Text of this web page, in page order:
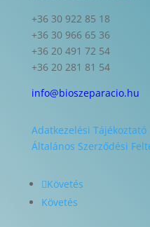
+36 30 922 85 18
+36 30 966 65 36
+36 20 491 72 54
+36 20 281 81 54
info@bioszeparacio.hu
Adatkezelési Tájékoztató
Általános Szerződési
Követés
Követés